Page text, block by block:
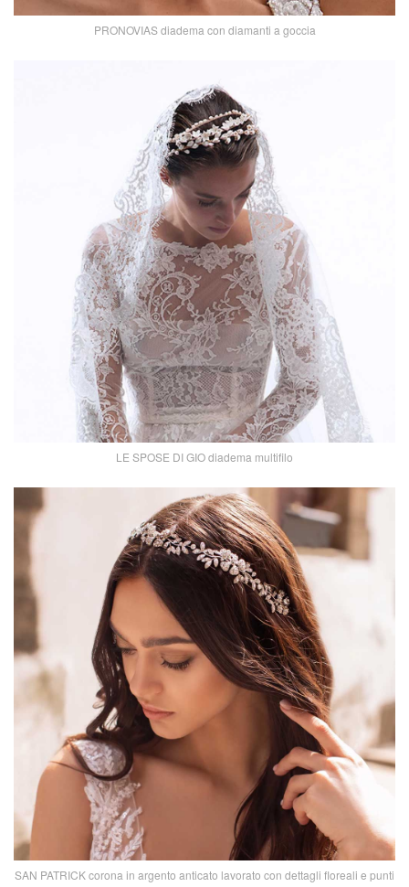
PRONOVIAS diadema con diamanti a goccia
LE SPOSE DI GIO diadema multifilo
SAN PATRICK corona in argento anticato lavorato con dettagli floreali e punti